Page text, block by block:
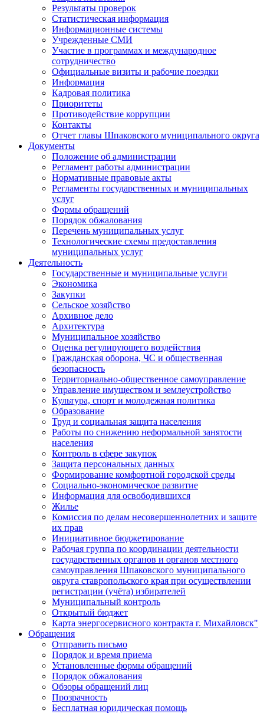
Результаты проверок
Статистическая информация
Информационные системы
Учрежденные СМИ
Участие в программах и международное
сотрудничество
Официальные визиты и рабочие поездки
Информация
Кадровая политика
Приоритеты
Противодействие коррупции
Контакты
Отчет главы Шпаковского муниципального округа
Документы
Положение об администрации
Регламент работы администрации
Нормативные правовые акты
Регламенты государственных и муниципальных
услуг
Формы обращений
Порядок обжалования
Перечень муниципальных услуг
Технологические схемы предоставления
муниципальных услуг
Деятельность
Государственные и муниципальные услуги
Экономика
Закупки
Сельское хозяйство
Архивное дело
Архитектура
Муниципальное хозяйство
Оценка регулирующего воздействия
Гражданская оборона, ЧС и общественная
безопасность
Территориально-общественное самоуправление
Управление имуществом и землеустройство
Культура, спорт и молодежная политика
Образование
Труд и социальная защита населения
Работы по снижению неформальной занятости
населения
Контроль в сфере закупок
Защита персональных данных
Формирование комфортной городской среды
Социально-экономическое развитие
Информация для освободившихся
Жилье
Комиссия по делам несовершеннолетних и защите
их прав
Инициативное бюджетирование
Рабочая группа по координации деятельности
государственных органов и органов местного
самоуправления Шпаковского муниципального
округа ставропольского края при осуществлении
регистрации (учёта) избирателей
Муниципальный контроль
Открытый бюджет
Карта энергосервисного контракта г. Михайловск"
Обращения
Отправить письмо
Порядок и время приема
Установленные формы обращений
Порядок обжалования
Обзоры обращений лиц
Прозрачность
Бесплатная юридическая помощь